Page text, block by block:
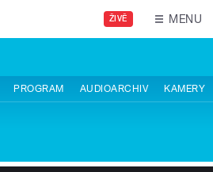
ŽIVĚ MENU
PROGRAM AUDIOARCHIV KAMERY